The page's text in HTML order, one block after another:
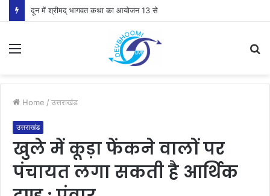
दून में श्रीमद् भागवत कथा का आयोजन 13 से
Menu
Home / उत्तराखंड
उत्तराखंड
खुले में कूड़ा फेंकने वालों पर
पंचायत लगा सकती है आर्थिक